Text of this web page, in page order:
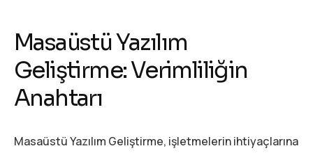
Masaüstü Yazılım
Geliştirme: Verimliliğin
Anahtarı
Masaüstü Yazılım Geliştirme, işletmelerin ihtiyaçlarına